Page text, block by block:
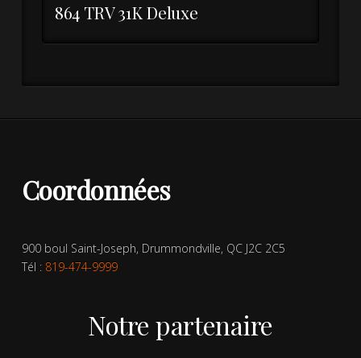
864 TRV 31K Deluxe
Coordonnées
900 boul Saint-Joseph, Drummondville, QC J2C 2C5
Tél : 819-474-9999
Notre partenaire